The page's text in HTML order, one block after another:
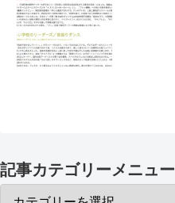
記事カテゴリーメニュー